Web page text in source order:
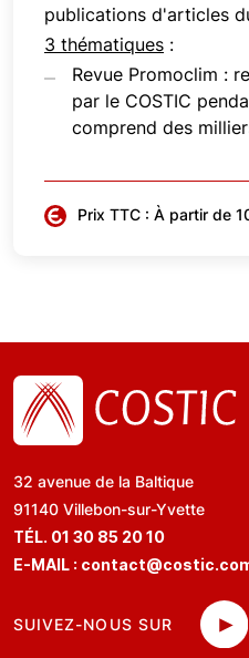
publications d'articles
3 thématiques :
Revue Promoclim :
par le COSTIC
comprend des
Prix TTC : À partir de
32 avenue de la Baltique
91140 Villebon-sur-Yvette
TÉL. 01 30 85 20 10
E-MAIL :
SUIVEZ-NOUS SUR